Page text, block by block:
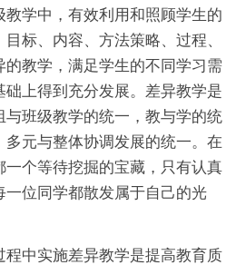
学中，有效利用和照顾学生的
标、内容、方法策略、过程、
教学，满足学生的不同学习需
上得到充分发展。差异教学是
班级教学的统一，教与学的统
元与整体协调发展的统一。在
个等待挖掘的宝藏，只有认真
一位同学都散发属于自己的光
程中实施差异教学是提高教育质